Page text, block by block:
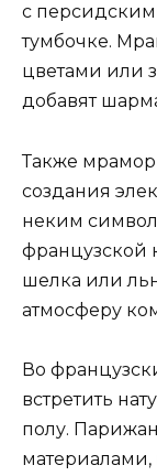
с
тумбочке.
цветами или
добавят
Также
создания
неким
французской
шелка или
атмосферу
Во
встретить
полу.